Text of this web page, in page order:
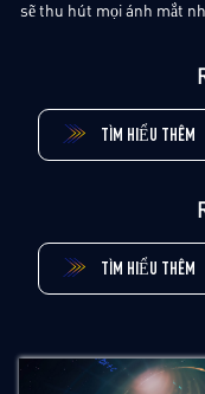
sẽ thu hút mọi ánh mắt
TÌM HIỂU THÊM
TÌM HIỂU THÊM